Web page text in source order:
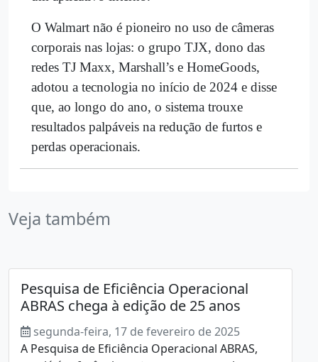
O Walmart não é pioneiro no uso de câmeras
corporais nas lojas: o grupo TJX, dono das
redes TJ Maxx, Marshall’s e HomeGoods,
adotou a tecnologia no início de 2024 e disse
que, ao longo do ano, o sistema trouxe
resultados palpáveis na redução de furtos e
perdas operacionais.
Veja também
Pesquisa de Eficiência Operacional
ABRAS chega à edição de 25 anos
segunda-feira, 17 de fevereiro de 2025
A Pesquisa de Eficiência Operacional ABRAS,